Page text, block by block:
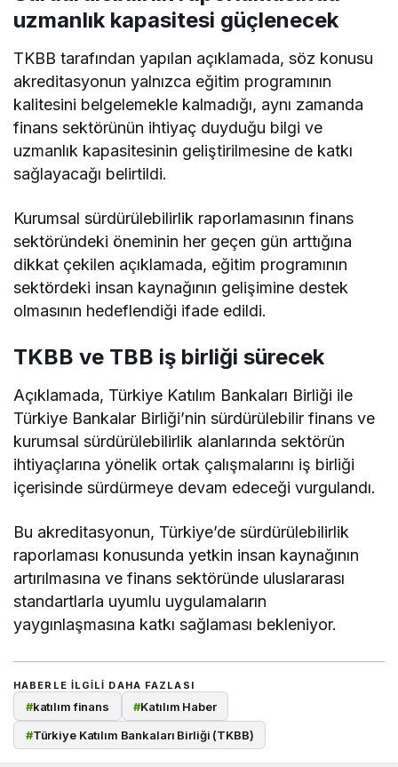
uzmanlık kapasitesi güçlenecek
TKBB tarafından yapılan açıklamada, söz konusu
akreditasyonun yalnızca eğitim programının
kalitesini belgelemekle kalmadığı, aynı zamanda
finans sektörünün ihtiyaç duyduğu bilgi ve
uzmanlık kapasitesinin geliştirilmesine de katkı
sağlayacağı belirtildi.
Kurumsal sürdürülebilirlik raporlamasının finans
sektöründeki öneminin her geçen gün arttığına
dikkat çekilen açıklamada, eğitim programının
sektördeki insan kaynağının gelişimine destek
olmasının hedeflendiği ifade edildi.
TKBB ve TBB iş birliği sürecek
Açıklamada, Türkiye Katılım Bankaları Birliği ile
Türkiye Bankalar Birliği’nin sürdürülebilir finans ve
kurumsal sürdürülebilirlik alanlarında sektörün
ihtiyaçlarına yönelik ortak çalışmalarını iş birliği
içerisinde sürdürmeye devam edeceği vurgulandı.
Bu akreditasyonun, Türkiye’de sürdürülebilirlik
raporlaması konusunda yetkin insan kaynağının
artırılmasına ve finans sektöründe uluslararası
standartlarla uyumlu uygulamaların
yaygınlaşmasına katkı sağlaması bekleniyor.
HABERLE ILGILI DAHA FAZLASI
#katılım finans #Katılım Haber
#Türkiye Katılım Bankaları Birliği (TKBB)